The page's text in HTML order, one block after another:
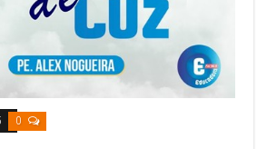
0